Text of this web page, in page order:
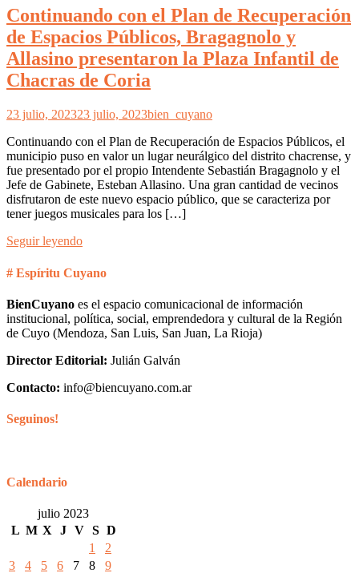
Continuando con el Plan de Recuperación
de Espacios Públicos, Bragagnolo y
Allasino presentaron la Plaza Infantil de
Chacras de Coria
23 julio, 202323 julio, 2023bien_cuyano
Continuando con el Plan de Recuperación de Espacios Públicos, el
municipio puso en valor un lugar neurálgico del distrito chacrense, y
fue presentado por el propio Intendente Sebastián Bragagnolo y el
Jefe de Gabinete, Esteban Allasino. Una gran cantidad de vecinos
disfrutaron de este nuevo espacio público, que se caracteriza por
tener juegos musicales para los […]
Seguir leyendo
# Espíritu Cuyano
BienCuyano es el espacio comunicacional de información
institucional, política, social, emprendedora y cultural de la Región
de Cuyo (Mendoza, San Luis, San Juan, La Rioja)
Director Editorial: Julián Galván
Contacto: info@biencuyano.com.ar
Seguinos!
Calendario
julio 2023
L M X J V S D
1
2
3
4 5 6 7 8 9